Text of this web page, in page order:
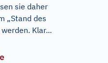
sie daher
„Stand des
Klar...